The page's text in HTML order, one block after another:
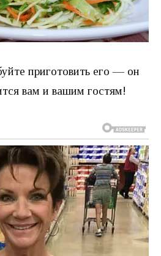
приготовить его — он
вам и вашим гостям!